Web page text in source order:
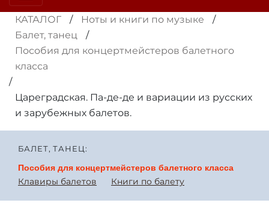
КАТАЛОГ / Ноты и книги по музыке
/
Балет, танец
/
Пособия для концертмейстеров балетного
класса
/
Цареградская. Па-де-де и вариации из русских
и зарубежных балетов.
БАЛЕТ, ТАНЕЦ:
Пособия для концертмейстеров балетного класса
Клавиры балетов Книги по балету